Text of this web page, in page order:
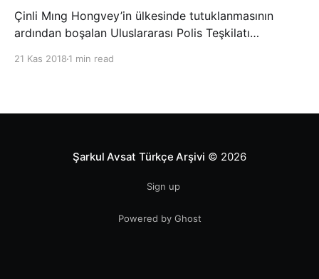
Çinli Mıng Hongvey’in ülkesinde tutuklanmasının
ardından boşalan Uluslararası Polis Teşkilatı
21 Kas 2018 1 min read
Şarkul Avsat Türkçe Arşivi © 2026
Sign up
Powered by Ghost